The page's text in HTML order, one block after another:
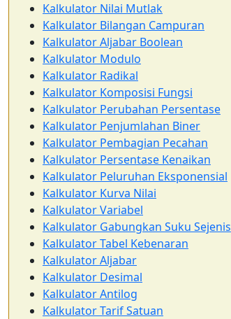
Kalkulator Nilai Mutlak
Kalkulator Bilangan Campuran
Kalkulator Aljabar Boolean
Kalkulator Modulo
Kalkulator Radikal
Kalkulator Komposisi Fungsi
Kalkulator Perubahan Persentase
Kalkulator Penjumlahan Biner
Kalkulator Pembagian Pecahan
Kalkulator Persentase Kenaikan
Kalkulator Peluruhan Eksponensial
Kalkulator Kurva Nilai
Kalkulator Variabel
Kalkulator Gabungkan Suku Sejenis
Kalkulator Tabel Kebenaran
Kalkulator Aljabar
Kalkulator Desimal
Kalkulator Antilog
Kalkulator Tarif Satuan